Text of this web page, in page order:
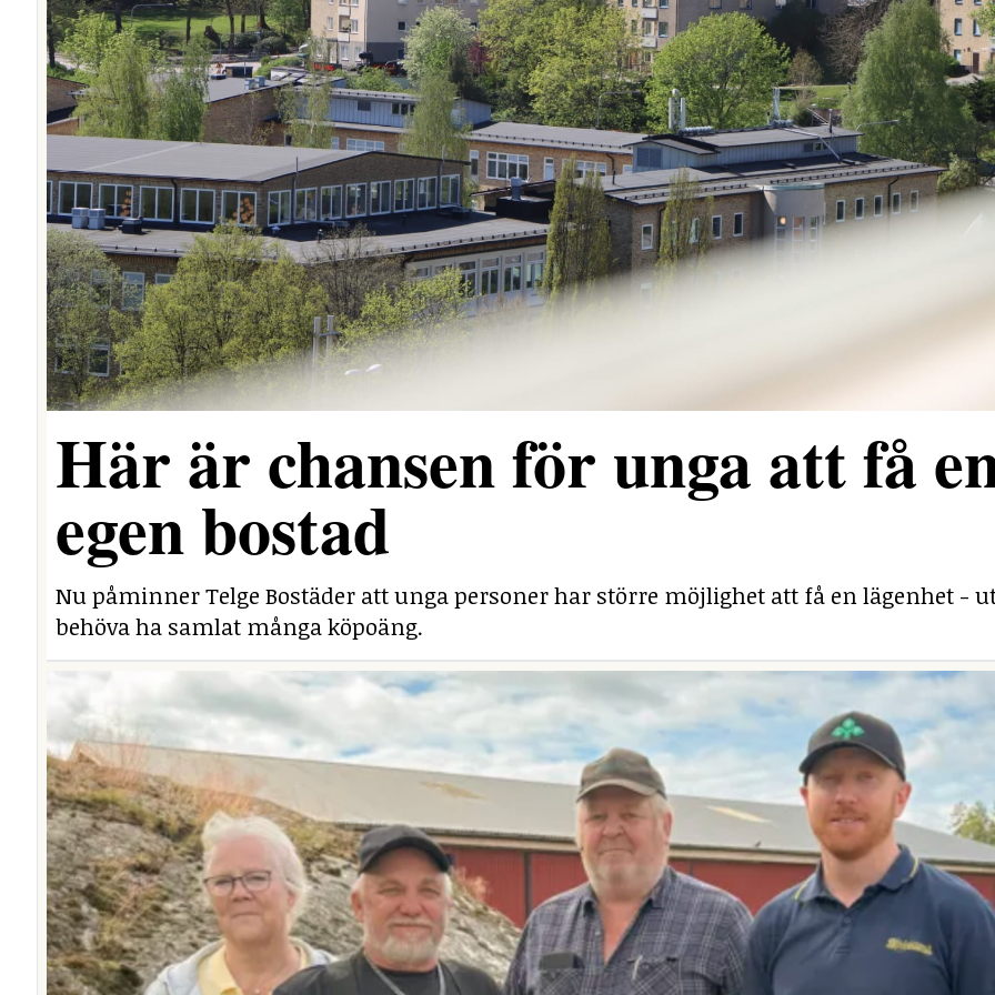
Här är chansen för unga att få
egen bostad
Nu påminner Telge Bostäder att unga personer har större möjlighet att få en lägenhet -
behöva ha samlat många köpoäng.